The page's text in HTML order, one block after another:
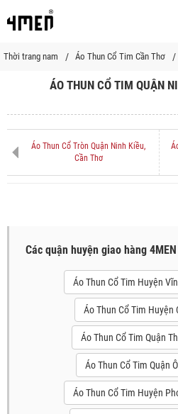
Thời trang nam Áo Thun Cổ Tim Cần Thơ
ÁO THUN CỔ TIM QUẬN
Áo Thun Cổ Tròn Quận Ninh Kiều,
Cần Thơ
Các quận huyện giao hàng
Áo Thun Cổ Tim Huyện
Áo Thun Cổ Tim Huyện
Áo Thun Cổ Tim Quận
Áo Thun Cổ Tim Quận
Áo Thun Cổ Tim Huyện